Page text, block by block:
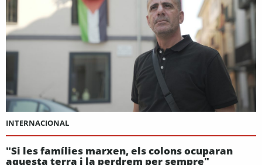
INTERNACIONAL
"Si les famílies marxen, els colons ocuparan
aquesta terra i la perdrem per sempre"